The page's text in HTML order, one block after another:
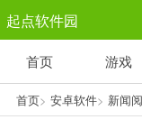
起点软件园
塔防游戏
1千+款游戏
首页 游戏
首页> 安卓软件> 新闻